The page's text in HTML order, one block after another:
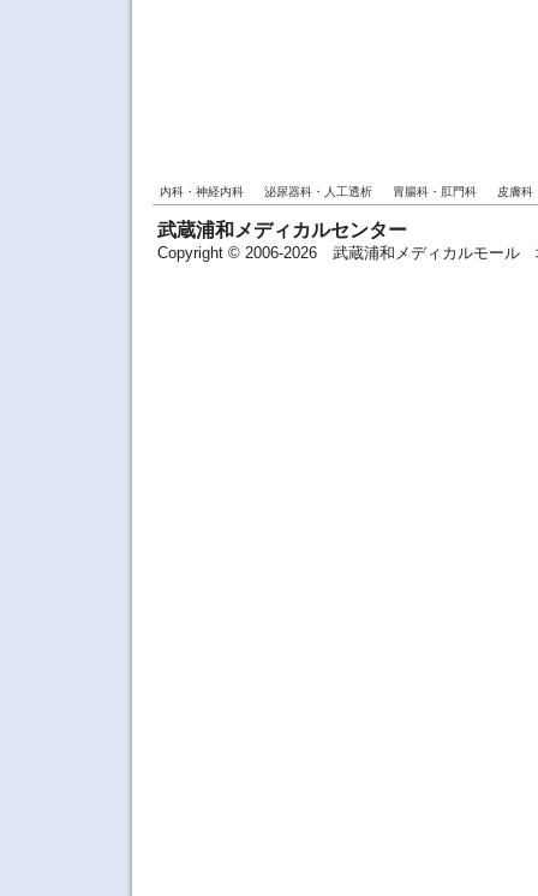
内科・神経内科 泌尿器科・人工透析 胃腸科・肛門科 皮膚科
武蔵浦和メディカルセンター
Copyright © 2006-2026 武蔵浦和メディカルモール